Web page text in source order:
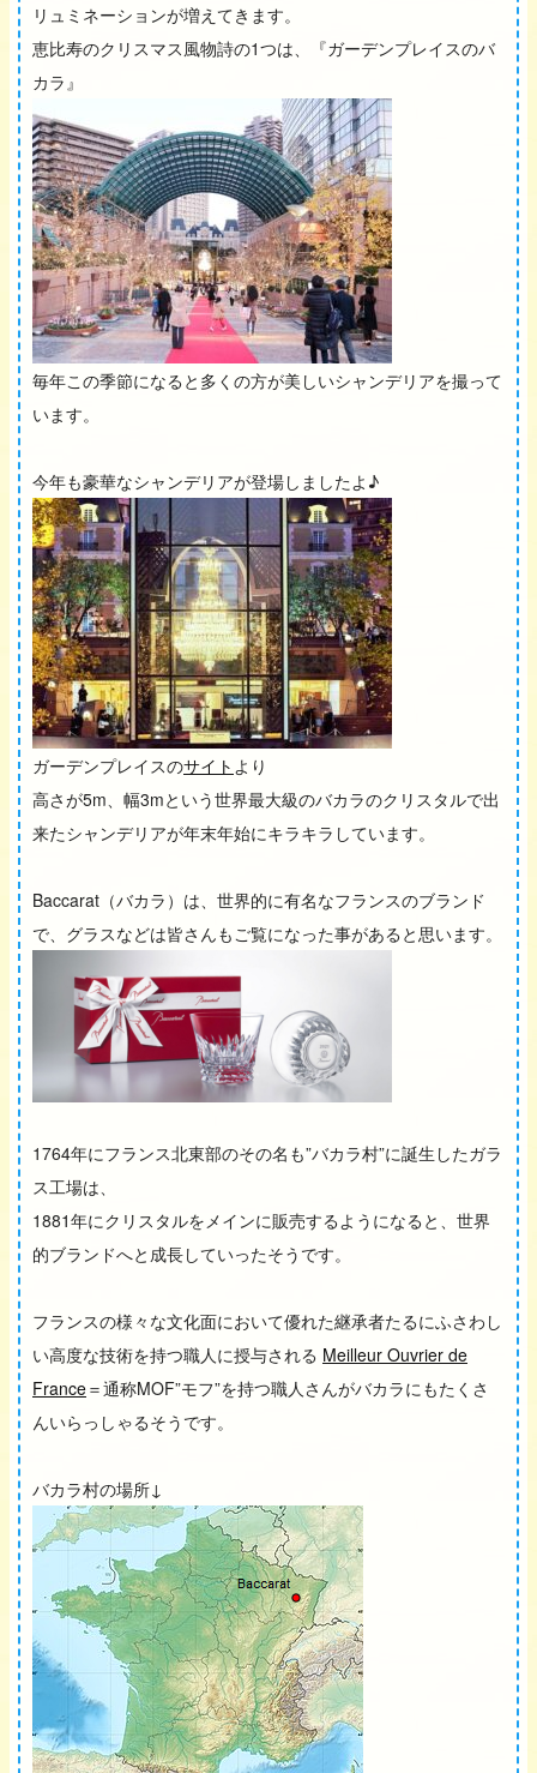
リュミネーションが増えてきます。
恵比寿のクリスマス風物詩の1つは、『ガーデンプレイスのバ
カラ』
毎年この季節になると多くの方が美しいシャンデリアを撮って
います。
今年も豪華なシャンデリアが登場しましたよ♪
ガーデンプレイスのサイト より
高さが5m、幅3mという世界最大級のバカラのクリスタルで出
来たシャンデリアが年末年始にキラキラしています。
Baccarat（バカラ）は、世界的に有名なフランスのブランド
で、グラスなどは皆さんもご覧になった事があると思います。
1764年にフランス北東部のその名も”バカラ村”に誕生したガラ
ス工場は、
1881年にクリスタルをメインに販売するようになると、世界
的ブランドへと成長していったそうです。
フランスの様々な文化面において優れた継承者たるにふさわし
い高度な技術を持つ職人に授与される Meilleur Ouvrier de
France＝通称MOF”モフ”を持つ職人さんがバカラにもたくさ
んいらっしゃるそうです。
バカラ村の場所↓